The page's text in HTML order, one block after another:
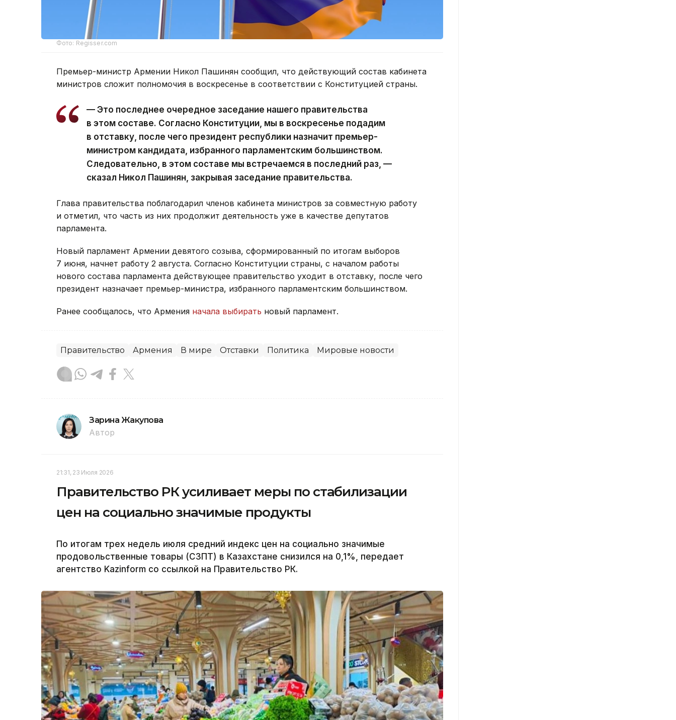
Фото: Regisser.com
Премьер-министр Армении Никол Пашинян сообщил, что действующий состав кабинета
министров сложит полномочия в воскресенье в соответствии с Конституцией страны.
— Это последнее очередное заседание нашего правительства
в этом составе. Согласно Конституции, мы в воскресенье подадим
в отставку, после чего президент республики назначит премьер-
министром кандидата, избранного парламентским большинством.
Следовательно, в этом составе мы встречаемся в последний раз, —
сказал Никол Пашинян, закрывая заседание правительства.
Глава правительства поблагодарил членов кабинета министров за совместную работу
и отметил, что часть из них продолжит деятельность уже в качестве депутатов
парламента.
Новый парламент Армении девятого созыва, сформированный по итогам выборов
7 июня, начнет работу 2 августа. Согласно Конституции страны, с началом работы
нового состава парламента действующее правительство уходит в отставку, после чего
президент назначает премьер-министра, избранного парламентским большинством.
Ранее сообщалось, что Армения начала выбирать новый парламент.
Правительство Армения В мире Отставки Политика Мировые новости
Зарина Жакупова
Автор
21:31, 23 Июля 2026
Правительство РК усиливает меры по стабилизации
цен на социально значимые продукты
По итогам трех недель июля средний индекс цен на социально значимые
продовольственные товары (СЗПТ) в Казахстане снизился на 0,1%, передает
агентство Kazinform со ссылкой на Правительство РК.